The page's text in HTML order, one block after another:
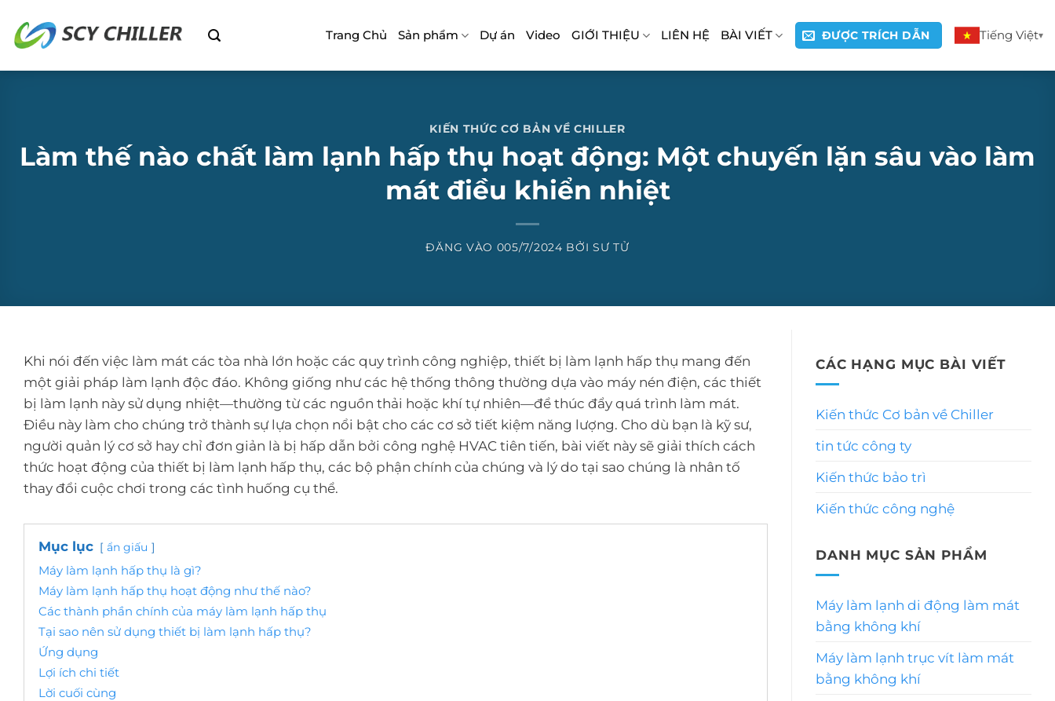
qua
nội
dung
Trang Chủ Sản phẩm Dự án Video GIỚI THIỆU LIÊN HỆ BÀI VIẾT ĐƯỢC TRÍCH DẪN Tiếng Việt
KIẾN THỨC CƠ BẢN VỀ CHILLER
Làm thế nào chất làm lạnh hấp thụ hoạt động: Một chuyến lặn sâu vào làm
mát điều khiển nhiệt
ĐĂNG VÀO 005/7/2024 BỞISƯ TỬ
Khi nói đến việc làm mát các tòa nhà lớn hoặc các quy trình công nghiệp, thiết bị làm lạnh hấp thụ mang đến
một giải pháp làm lạnh độc đáo. Không giống như các hệ thống thông thường dựa vào máy nén điện, các thiết
bị làm lạnh này sử dụng nhiệt—thường từ các nguồn thải hoặc khí tự nhiên—để thúc đẩy quá trình làm mát.
Điều này làm cho chúng trở thành sự lựa chọn nổi bật cho các cơ sở tiết kiệm năng lượng. Cho dù bạn là kỹ sư,
người quản lý cơ sở hay chỉ đơn giản là bị hấp dẫn bởi công nghệ HVAC tiên tiến, bài viết này sẽ giải thích cách
thức hoạt động của thiết bị làm lạnh hấp thụ, các bộ phận chính của chúng và lý do tại sao chúng là nhân tố
thay đổi cuộc chơi trong các tình huống cụ thể.
Mục lục ẩn giấu
Máy làm lạnh hấp thụ là gì?
Máy làm lạnh hấp thụ hoạt động như thế nào?
Các thành phần chính của máy làm lạnh hấp thụ
Tại sao nên sử dụng thiết bị làm lạnh hấp thụ?
Ứng dụng
Lợi ích chi tiết
Lời cuối cùng
CÁC HẠNG MỤC BÀI VIẾT
Kiến thức Cơ bản về Chiller
tin tức công ty
Kiến thức bảo trì
Kiến thức công nghệ
DANH MỤC SẢN PHẨM
Máy làm lạnh di động làm mát
bằng không khí
Máy làm lạnh trục vít làm mát
bằng không khí